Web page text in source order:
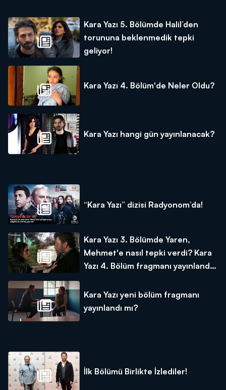
Kara Yazı 5. Bölümde Halil’den
torununa beklenmedik tepki
geliyor!
Kara Yazı 4. Bölüm'de Neler Oldu?
Kara Yazı hangi gün yayınlanacak?
“Kara Yazı” dizisi Radyonom’da!
Kara Yazı 3. Bölümde Yaren,
Mehmet'e nasıl tepki verdi? Kara
Yazı 4. Bölüm fragmanı yayınlandı
Kara Yazı yeni bölüm fragmanı
yayınlandı mı?
İlk Bölümü Birlikte İzlediler!